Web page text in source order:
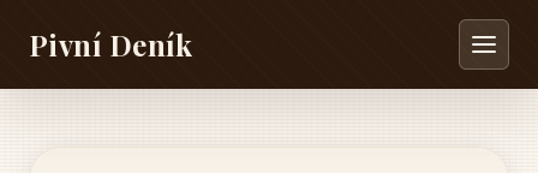
Pivní Deník